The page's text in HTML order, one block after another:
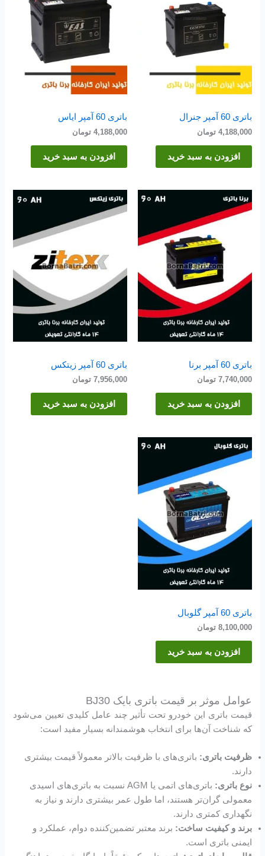
باتری 60 آمپر جنرال
4,188,000 تومان
افزودن به سبد خرید
باتری 60 آمپر ایاس
4,188,000 تومان
افزودن به سبد خرید
باتری 60 آمپر برنا
7,740,000 تومان
افزودن به سبد خرید
باتری 60 آمپر زیتکس
7,956,000 تومان
افزودن به سبد خرید
باتری 60 آمپر گلوبال
8,100,000 تومان
افزودن به سبد خرید
عوامل موثر بر قیمت باتری بایک BJ30
قیمت باتری این خودرو تحت تأثیر چند عامل کلیدی تعیین می‌شود
که شناخت آن‌ها برای انتخاب هوشمندانه بسیار مفید است:
ظرفیت باتری: باتری‌های با ظرفیت بالاتر معمولاً قیمت بیشتری
دارند.
نوع باتری:
باتری‌های اتمی یا AGM نسبت به باتری‌های اسیدی
معمولی گران‌تر هستند، اما طول عمر بیشتری دارند و نیاز به
نگهداری کمتری دارند.
برند و کیفیت ساخت: برند معتبر تضمین‌کننده دوام، عملکرد و
ایمنی باتری است.